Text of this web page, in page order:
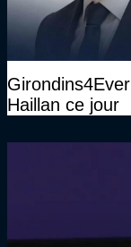
Haillan ce jour